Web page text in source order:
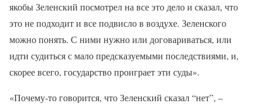
якобы Зеленский посмотрел на все это дело и сказал, что
это не подходит и все подвисло в воздухе. Зеленского
можно понять. С ними нужно или договариваться, или
идти судиться с мало предсказуемыми последствиями, и,
скорее всего, государство проиграет эти суды».
«Почему-то говорится, что Зеленский сказал “нет”, –